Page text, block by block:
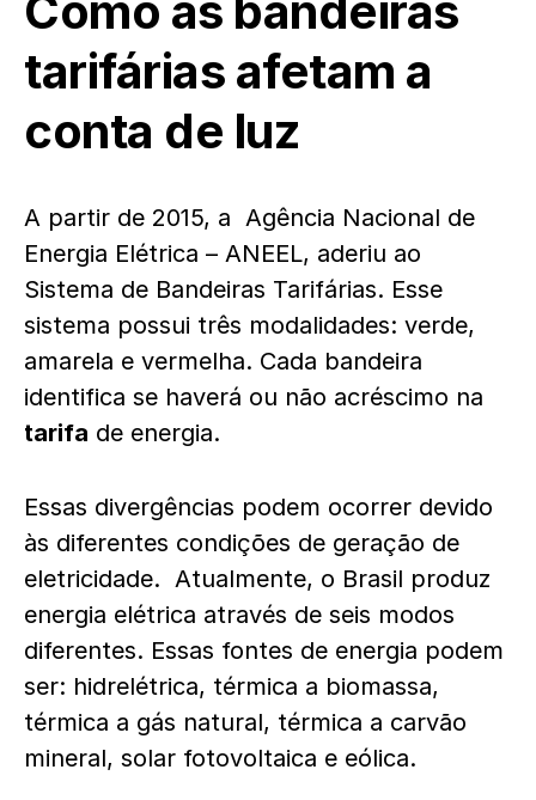
tarifárias afetam a
conta de luz
A partir de 2015, a Agência Nacional de
Energia Elétrica – ANEEL, aderiu ao
Sistema de Bandeiras Tarifárias. Esse
sistema possui três modalidades: verde,
amarela e vermelha. Cada bandeira
identifica se haverá ou não acréscimo na
tarifa de energia.
Essas divergências podem ocorrer devido
às diferentes condições de geração de
eletricidade. Atualmente, o Brasil produz
energia elétrica através de seis modos
diferentes. Essas fontes de energia podem
ser: hidrelétrica, térmica a biomassa,
térmica a gás natural, térmica a carvão
mineral, solar fotovoltaica e eólica.